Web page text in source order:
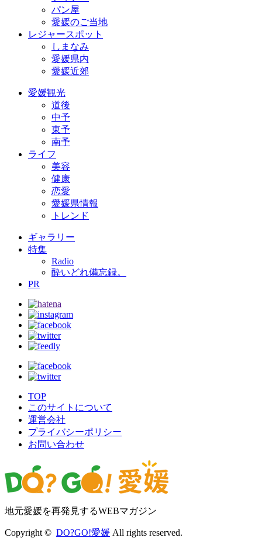
パン屋
愛媛のご当地
レジャースポット
しまなみ
愛媛県内
愛媛近郊
愛媛観光
道後
中予
東予
南予
ライフ
美容
健康
恋愛
愛媛県情報
トレンド
ギャラリー
特集
Radio
酔いどれ備忘録。
PR
TOP
このサイトについて
運営会社
プライバシーポリシー
お問い合わせ
地元愛媛を再発見するWEBマガジン
Copyright © DO?GO!愛媛 All rights reserved.